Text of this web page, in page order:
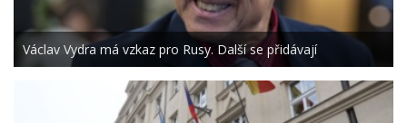
Václav Vydra má vzkaz pro Rusy. Další se přidávají